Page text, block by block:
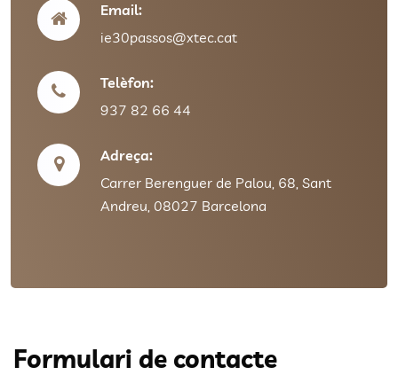
Email:
ie30passos@xtec.cat
Telèfon:
937 82 66 44
Adreça:
Carrer Berenguer de Palou, 68, Sant
Andreu, 08027 Barcelona
Formulari de contacte